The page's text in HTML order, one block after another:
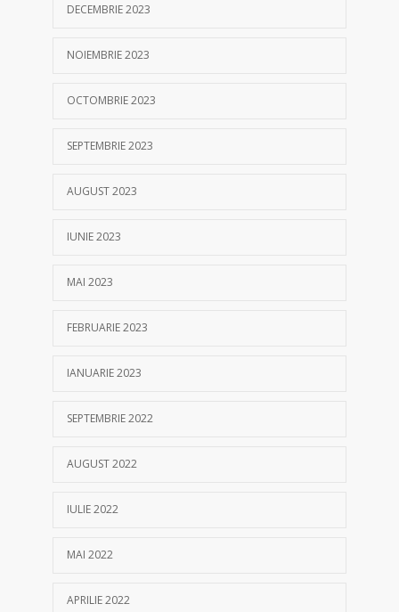
DECEMBRIE 2023
NOIEMBRIE 2023
OCTOMBRIE 2023
SEPTEMBRIE 2023
AUGUST 2023
IUNIE 2023
MAI 2023
FEBRUARIE 2023
IANUARIE 2023
SEPTEMBRIE 2022
AUGUST 2022
IULIE 2022
MAI 2022
APRILIE 2022